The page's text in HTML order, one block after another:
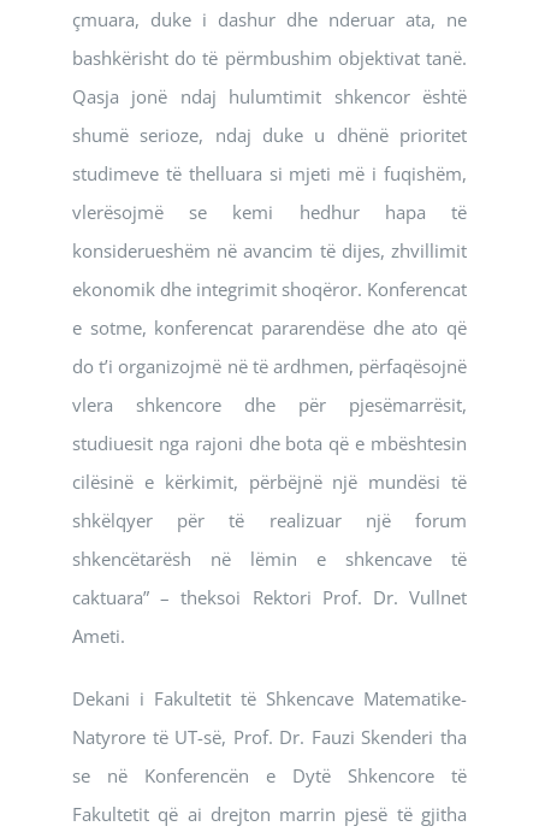
çmuara, duke i dashur dhe nderuar ata, ne
bashkërisht do të përmbushim objektivat tanë.
Qasja jonë ndaj hulumtimit shkencor është
shumë serioze, ndaj duke u dhënë prioritet
studimeve të thelluara si mjeti më i fuqishëm,
vlerësojmë se kemi hedhur hapa të
konsiderueshëm në avancim të dijes, zhvillimit
ekonomik dhe integrimit shoqëror. Konferencat
e sotme, konferencat pararendëse dhe ato që
do t’i organizojmë në të ardhmen, përfaqësojnë
vlera shkencore dhe për pjesëmarrësit,
studiuesit nga rajoni dhe bota që e mbështesin
cilësinë e kërkimit, përbëjnë një mundësi të
shkëlqyer për të realizuar një forum
shkencëtarësh në lëmin e shkencave të
caktuara” – theksoi Rektori Prof. Dr. Vullnet
Ameti.
Dekani i Fakultetit të Shkencave Matematike-
Natyrore të UT-së, Prof. Dr. Fauzi Skenderi tha
se në Konferencën e Dytë Shkencore të
Fakultetit që ai drejton marrin pjesë të gjitha